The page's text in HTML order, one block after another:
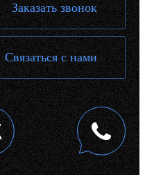
Заказать звонок
Связаться с нами